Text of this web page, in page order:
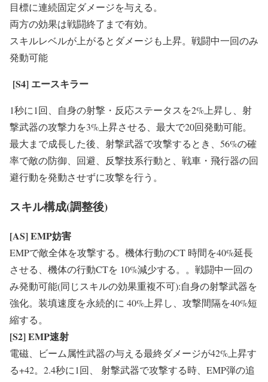
目標に連続固定ダメージを与える。
両方の効果は戦闘終了まで有効。
スキルレベルが上がるとダメージも上昇。戦闘中一回のみ
発動可能
[S4] エースキラー
1秒に1回、自身の射撃・反応ステータスを2%上昇し、射
撃武器の攻撃力を3%上昇させる、最大で20回発動可能。
最大まで成長した後、射撃武器で攻撃するとき、56%の確
率で敵の防御、回避、反撃技系行動と、戦車・飛行器の回
避行動を発動させずに攻撃を行う。
スキル構成(調整後)
[AS] EMP妨害
EMPで敵全体を攻撃する。機体行動のCT 時間を40%延長
させる、機体の行動CTを 10%減少する。。戦闘中一回の
み発動可能(同じスキルの効果重複不可):自身の射撃武器を
強化。装填速度を永続的に 40%上昇し、攻撃間隔を40%短
縮する。
[S2] EMP速射
電磁、ビーム属性武器の与える最終ダメージが42%上昇す
る+42。2.4秒に1回、 射撃武器で攻撃する時、EMP弾の追